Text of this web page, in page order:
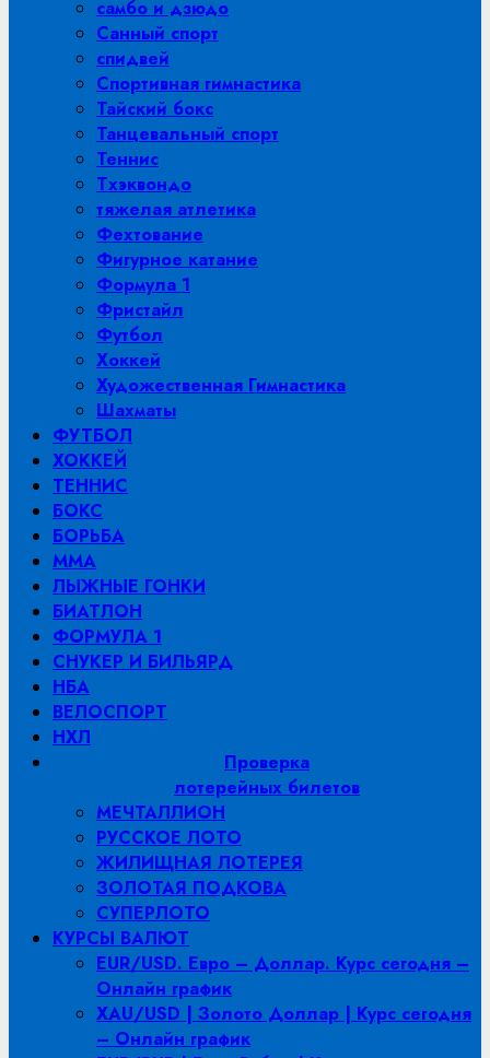
самбо и дзюдо
Санный спорт
спидвей
Спортивная гимнастика
Тайский бокс
Танцевальный спорт
Теннис
Тхэквондо
тяжелая атлетика
Фехтование
Фигурное катание
Формула 1
Фристайл
Футбол
Хоккей
Художественная Гимнастика
Шахматы
ФУТБОЛ
ХОККЕЙ
ТЕННИС
БОКС
БОРЬБА
MMA
ЛЫЖНЫЕ ГОНКИ
БИАТЛОН
ФОРМУЛА 1
СНУКЕР И БИЛЬЯРД
НБА
ВЕЛОСПОРТ
НХЛ
Проверка
лотерейных билетов
МЕЧТАЛЛИОН
РУССКОЕ ЛОТО
ЖИЛИЩНАЯ ЛОТЕРЕЯ
ЗОЛОТАЯ ПОДКОВА
СУПЕРЛОТО
КУРСЫ ВАЛЮТ
EUR/USD. Евро – Доллар. Курс сегодня –
Онлайн график
XAU/USD | Золото Доллар | Курс сегодня
– Онлайн график